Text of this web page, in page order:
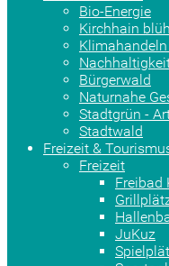
Bio-Energie
Kirchhain
Bürgerwald
Naturnahe
Stadtgrün -
Stadtwald
Freizeit &
Freizeit
Freibad
JuKuz